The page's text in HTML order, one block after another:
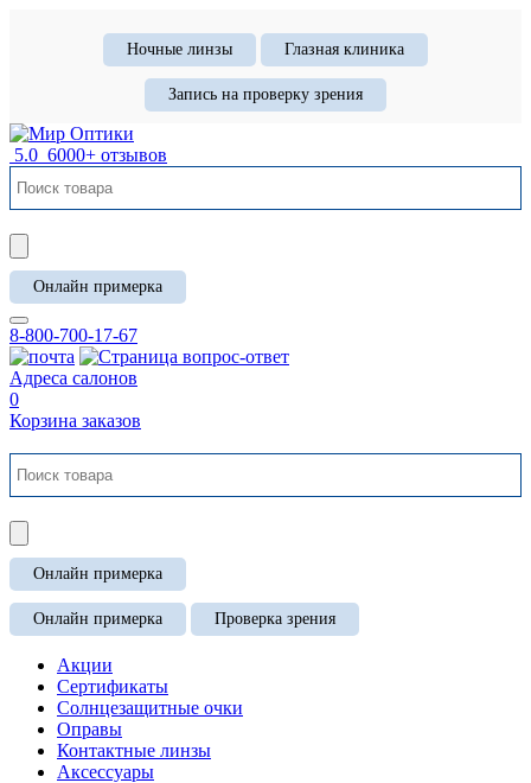
Ночные линзы Глазная клиника
Запись на проверку зрения
5.0 6000+ отзывов
Онлайн примерка
8-800-700-17-67
Адреса салонов
0
Корзина заказов
Онлайн примерка
Онлайн примерка Проверка зрения
Акции
Сертификаты
Солнцезащитные очки
Оправы
Контактные линзы
Аксессуары